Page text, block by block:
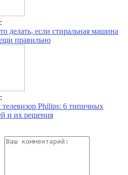
делать, если стиральная машина
правильно
телевизор Philips: 6 типичных
и их решения